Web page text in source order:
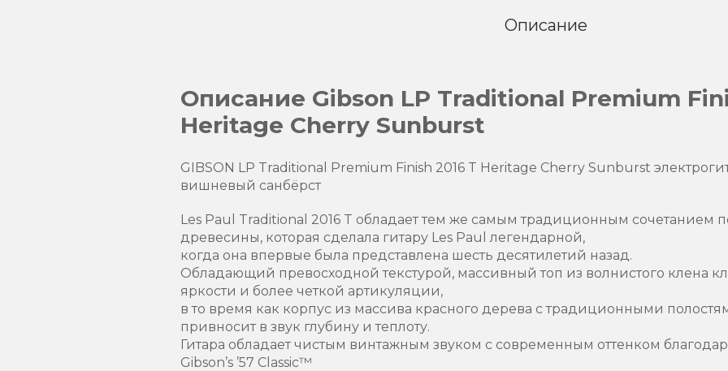
Описание
Описание Gibson LP Traditional Premium
Heritage Cherry Sunburst
GIBSON LP Traditional Premium Finish 2016 T Heritage Cherry Sunburst
вишневый санбёрст
Les Paul Traditional 2016 T обладает тем же самым традиционным сочетанием
древесины, которая сделала гитару Les Paul легендарной,
когда она впервые была представлена шесть десятилетий назад.
Обладающий превосходной текстурой, массивный топ из волнистого клена
яркости и более четкой артикуляции,
в то время как корпус из массива красного дерева с традиционными
привносит в звук глубину и теплоту.
Гитара обладает чистым винтажным звуком с современным оттенком
Gibson’s ’57 Classic™